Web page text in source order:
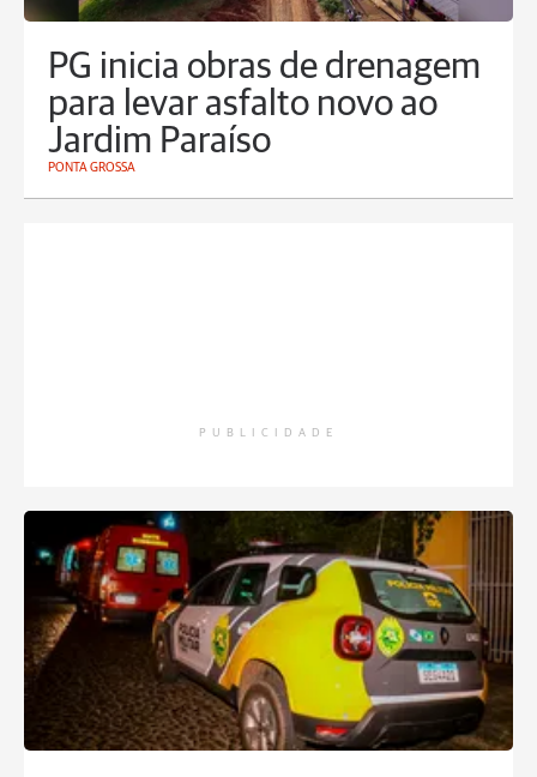
PG inicia obras de drenagem
para levar asfalto novo ao
Jardim Paraíso
PONTA GROSSA
PUBLICIDADE